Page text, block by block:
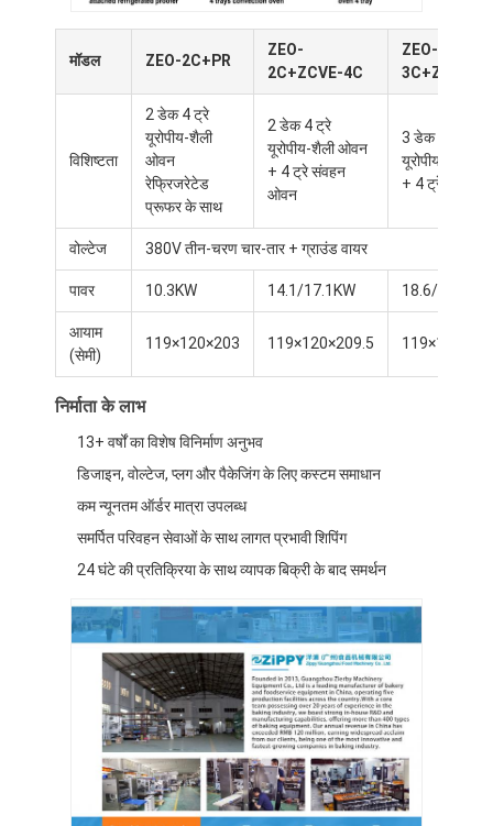
घर
उत्पादों
हमारे बारे में
फ़ैक्टरी टूर
गुणवत्ता नियंत्रण
हमसे संपर्क करें
समाचार
बेकरी उत्पादन लाइन
मॉडल ZEO-2C+PR
ZEO-
2C+ZCVE-4C
ZEO-
3C+ZCVE-
विशिष्टता
2 डेक 4 ट्रे
यूरोपीय-शैली
ओवन
रेफ्रिजरेटेड
प्रूफर के साथ
2 डेक 4 ट्रे
यूरोपीय-शैली ओवन
+ 4 ट्रे संवहन
ओवन
3 डेक 6 ट्रे
यूरोपीय-शैली
+ 4 ट्रे
वोल्टेज 380V तीन-चरण चार-तार + ग्राउंड वायर
पावर 10.3KW 14.1/17.1KW 18.6/21.6KW
आयाम
(सेमी)
119×120×203 119×120×209.5
निर्माता के लाभ
13+ वर्षों का विशेष विनिर्माण अनुभव
डिजाइन, वोल्टेज, प्लग और पैकेजिंग के लिए कस्टम समाधान
कम न्यूनतम ऑर्डर मात्रा उपलब्ध
समर्पित परिवहन सेवाओं के साथ लागत प्रभावी शिपिंग
24 घंटे की प्रतिक्रिया के साथ व्यापक बिक्री के बाद समर्थन